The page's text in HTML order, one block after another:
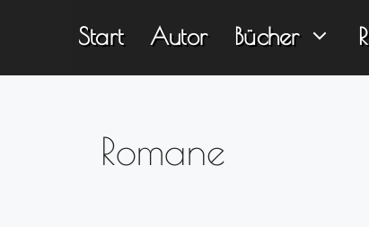
Start Autor Bücher
Romane